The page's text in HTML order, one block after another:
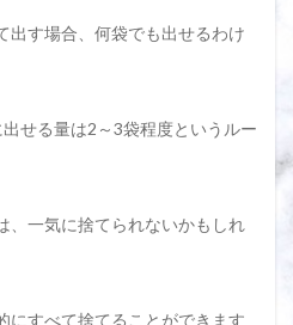
出す場合、何袋でも出せるわけ
せる量は2～3袋程度というルー
、一気に捨てられないかもしれ
にすべて捨てることができます